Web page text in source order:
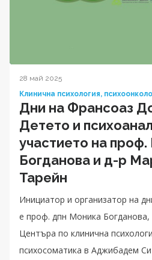
28 май 2025
Клинична психология,
Дни на Франсоаз
Детето и
участието на
Богданова и д-р
Тарейн
Инициатор и организатор на
е проф. дпн Моника Богданова,
Центъра по клинична
психосоматика в Аджибадем